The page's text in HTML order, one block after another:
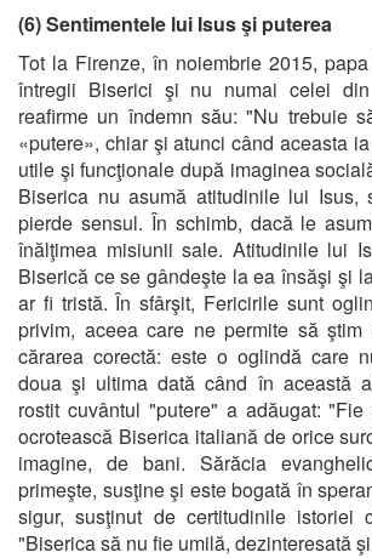
(6) Sentimentele lui Isus şi puterea
Tot la Firenze, în noiembrie 2015,
întregii Biserici şi nu numai celei
reafirme un îndemn său: "Nu trebuie
«putere», chiar şi atunci când aceasta
utile şi funcţionale după imaginea
Biserica nu asumă atitudinile lui Isus,
pierde sensul. În schimb, dacă le
înălţimea misiunii sale. Atitudinile lui
Biserică ce se gândeşte la ea însăşi şi
ar fi tristă. În sfârşit, Fericirile sunt
privim, aceea care ne permite să ştim
cărarea corectă: este o oglindă care
doua şi ultima dată când în această
rostit cuvântul "putere" a adăugat:
ocrotească Biserica italiană de orice
imagine, de bani. Sărăcia
primeşte, susţine şi este bogată în
sigur, susţinut de certitudinile istoriei
"Biserica să nu fie umilă, dezinteresată